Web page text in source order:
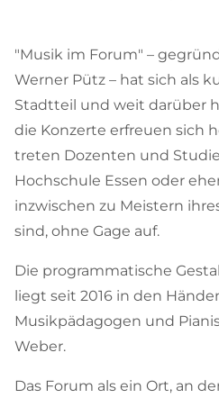
"Musik im Forum" –
Werner Pütz – hat sich als
Stadtteil und weit darüber
die Konzerte erfreuen sich
treten Dozenten und
Hochschule Essen oder
inzwischen zu Meistern
sind, ohne Gage auf.
Die programmatische
liegt seit 2016 in den
Musikpädagogen und
Weber.
Das Forum als ein Ort, an